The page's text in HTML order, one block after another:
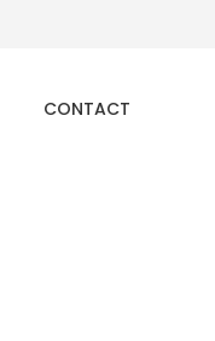
CONTACT